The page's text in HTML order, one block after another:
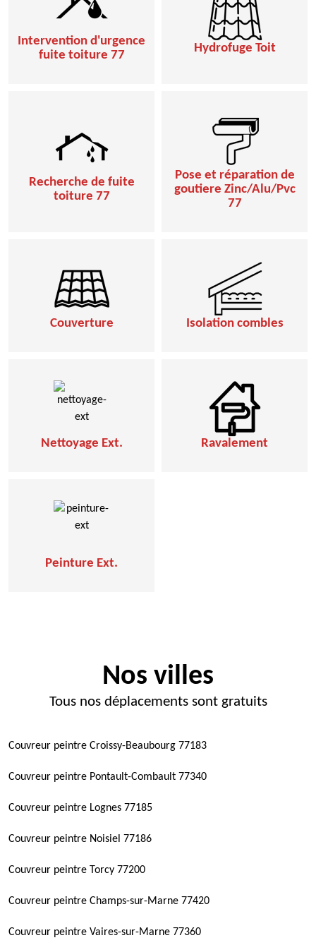
Intervention d'urgence
fuite toiture 77
Hydrofuge Toit
Recherche de fuite
toiture 77
Pose et réparation de
goutiere Zinc/Alu/Pvc
77
Couverture Isolation combles
Nettoyage Ext. Ravalement
Peinture Ext.
Nos villes
Tous nos déplacements sont gratuits
Couvreur peintre Croissy-Beaubourg 77183
Couvreur peintre Pontault-Combault 77340
Couvreur peintre Lognes 77185
Couvreur peintre Noisiel 77186
Couvreur peintre Torcy 77200
Couvreur peintre Champs-sur-Marne 77420
Couvreur peintre Vaires-sur-Marne 77360